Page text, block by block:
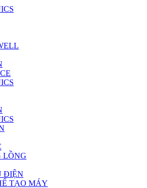
LỒNG
ĐIỆN
TẠO MÁY